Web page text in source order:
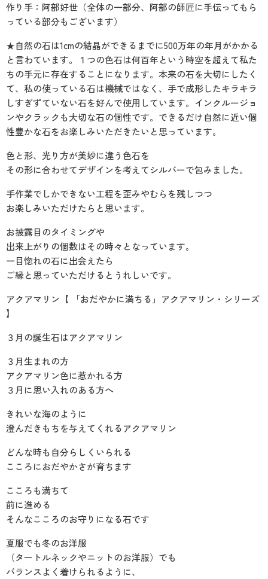
作り手：阿部好世（全体の一部分、阿部の師匠に手伝ってもら
っている部分もございます）
★自然の石は1cmの結晶ができるまでに500万年の年月がかかる
と言わています。１つの色石は何百年という時空を超えて私た
ちの手元に存在することになります。本来の石を大切にしたく
て、私の使っている石は機械ではなく、手で成形したキラキラ
しすぎずていない石を好んで使用しています。インクルージョ
ンやクラックも大切な石の個性です。できるだけ自然に近い個
性豊かな石をお楽しみいただきたいと思っています。
色と形、光り方が美妙に違う色石を
その形に合わせてデザインを考えてシルバーで包みました。
手作業でしかできない工程を歪みやむらを残しつつ
お楽しみいただけたらと思います。
お披露目のタイミングや
出来上がりの個数はその時々となっています。
一目惚れの石に出会えたら
ご縁と思っていただけるとうれしいです。
アクアマリン【 「おだやかに満ちる」アクアマリン・シリーズ
】
３月の誕生石はアクアマリン
３月生まれの方
アクアマリン色に惹かれる方
３月に思い入れのある方へ
きれいな海のように
澄んだきもちを与えてくれるアクアマリン
どんな時も自分らしくいられる
こころにおだやかさが育ちます
こころも満ちて
前に進める
そんなこころのお守りになる石です
夏服でも冬のお洋服
（タートルネックやニットのお洋服）でも
バランスよく着けられるように、